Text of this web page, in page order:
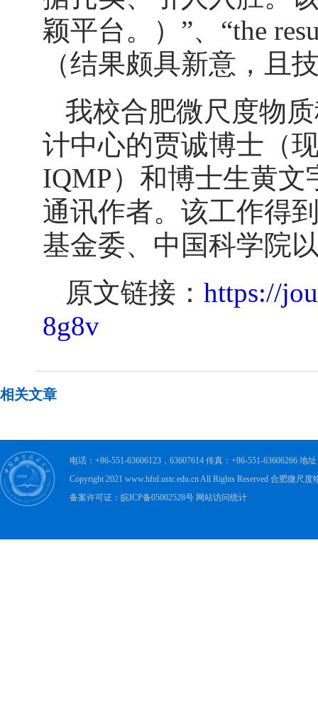
颖平台。）”、“the
（结果颇具新意，且
我校合肥微尺度物
计中心的贾诚博士（
IQMP）和博士生黄
通讯作者。该工作得
基金委、中国科学院
原文链接： https://
8g8v
相关文章
电话：+86-551-63606123，63607614 传真：+86-551-63606266 地
Copyright 2021 www.hfnl.ustc.edu.cn All Rights Reserved 合肥微尺
备案许可证：皖ICP备05002528号 网站访问统计